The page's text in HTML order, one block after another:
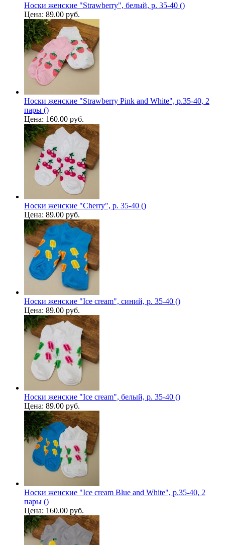
Носки женские "Strawberry", белый, р. 35-40 ()
Цена: 89.00 руб.
Носки женские "Strawberry Pink and White", р.35-40, 2
пары ()
Цена: 160.00 руб.
Носки женские "Cherry", р. 35-40 ()
Цена: 89.00 руб.
Носки женские "Ice cream", синий, р. 35-40 ()
Цена: 89.00 руб.
Носки женские "Ice cream", белый, р. 35-40 ()
Цена: 89.00 руб.
Носки женские "Ice cream Blue and White", р.35-40, 2
пары ()
Цена: 160.00 руб.